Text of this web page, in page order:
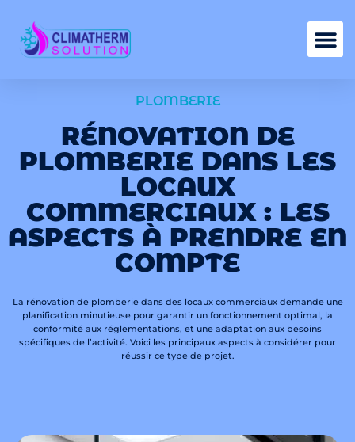
PLOMBERIE
RÉNOVATION DE
PLOMBERIE DANS LES
LOCAUX
COMMERCIAUX : LES
ASPECTS À PRENDRE EN
COMPTE
La rénovation de plomberie dans des locaux commerciaux demande une
planification minutieuse pour garantir un fonctionnement optimal, la
conformité aux réglementations, et une adaptation aux besoins
spécifiques de l’activité. Voici les principaux aspects à considérer pour
réussir ce type de projet.